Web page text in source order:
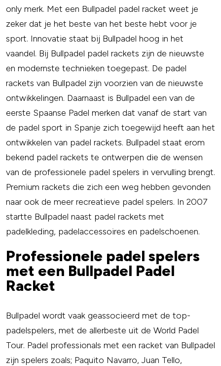
only merk. Met een Bullpadel padel racket weet je
zeker dat je het beste van het beste hebt voor je
sport. Innovatie staat bij Bullpadel hoog in het
vaandel. Bij Bullpadel padel rackets zijn de nieuwste
en modernste technieken toegepast. De padel
rackets van Bullpadel zijn voorzien van de nieuwste
ontwikkelingen. Daarnaast is Bullpadel een van de
eerste Spaanse Padel merken dat vanaf de start van
de padel sport in Spanje zich toegewijd heeft aan het
ontwikkelen van padel rackets. Bullpadel staat erom
bekend padel rackets te ontwerpen die de wensen
van de professionele padel spelers in vervulling brengt.
Premium rackets die zich een weg hebben gevonden
naar ook de meer recreatieve padel spelers. In 2007
startte Bullpadel naast padel rackets met
padelkleding, padelaccessoires en padelschoenen.
Professionele padel spelers
met een Bullpadel Padel
Racket
Bullpadel wordt vaak geassocieerd met de top-
padelspelers, met de allerbeste uit de World Padel
Tour. Padel professionals met een racket van Bullpadel
zijn spelers zoals; Paquito Navarro, Juan Tello,